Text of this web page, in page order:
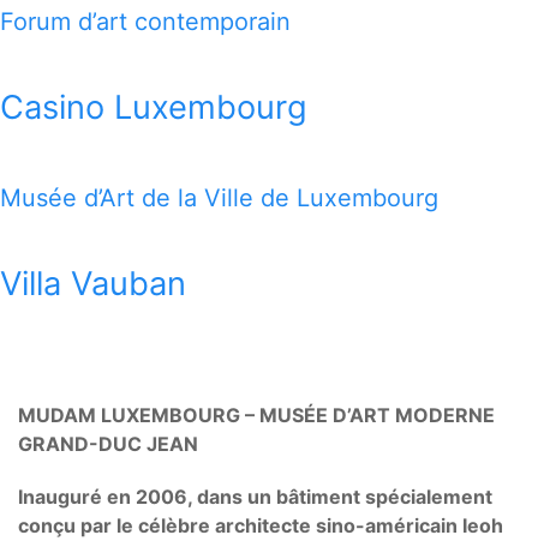
Forum d’art contemporain
Casino Luxembourg
Musée d’Art de la Ville de Luxembourg
Villa Vauban
MUDAM LUXEMBOURG – MUSÉE D’ART MODERNE
GRAND-DUC JEAN
Inauguré en 2006, dans un bâtiment spécialement
conçu par le célèbre architecte sino-américain Ieoh